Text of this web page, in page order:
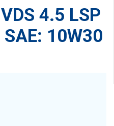
4.5 LSP
10W30